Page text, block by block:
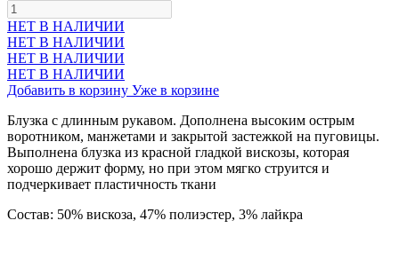
НЕТ В НАЛИЧИИ
НЕТ В НАЛИЧИИ
НЕТ В НАЛИЧИИ
НЕТ В НАЛИЧИИ
Добавить в корзину Уже в корзине
Блузка с длинным рукавом. Дополнена высоким острым
воротником, манжетами и закрытой застежкой на пуговицы.
Выполнена блузка из красной гладкой вискозы, которая
хорошо держит форму, но при этом мягко струится и
подчеркивает пластичность ткани
Состав: 50% вискоза, 47% полиэстер, 3% лайкра